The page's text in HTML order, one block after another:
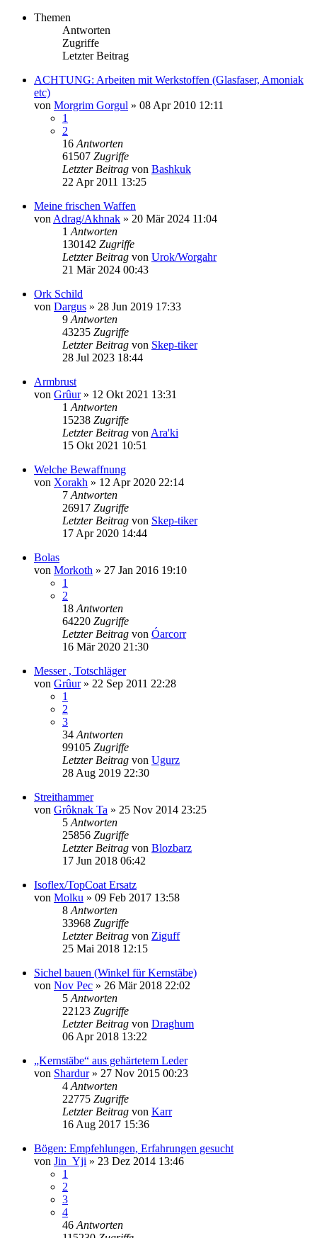
Themen
Antworten
Zugriffe
Letzter Beitrag
ACHTUNG: Arbeiten mit Werkstoffen (Glasfaser, Amoniak
etc)
von Morgrim Gorgul » 08 Apr 2010 12:11
1
2
16 Antworten
61507 Zugriffe
Letzter Beitrag von Bashkuk
22 Apr 2011 13:25
Meine frischen Waffen
von Adrag/Akhnak » 20 Mär 2024 11:04
1 Antworten
130142 Zugriffe
Letzter Beitrag von Urok/Worgahr
21 Mär 2024 00:43
Ork Schild
von Dargus » 28 Jun 2019 17:33
9 Antworten
43235 Zugriffe
Letzter Beitrag von Skep-tiker
28 Jul 2023 18:44
Armbrust
von Grûur» 12 Okt 2021 13:31
1 Antworten
15238 Zugriffe
Letzter Beitrag von Ara'ki
15 Okt 2021 10:51
Welche Bewaffnung
von Xorakh » 12 Apr 2020 22:14
7 Antworten
26917 Zugriffe
Letzter Beitrag von Skep-tiker
17 Apr 2020 14:44
Bolas
von Morkoth » 27 Jan 2016 19:10
1
2
18 Antworten
64220 Zugriffe
Letzter Beitrag von Óarcorr
16 Mär 2020 21:30
Messer , Totschläger
von Grûur» 22 Sep 2011 22:28
1
2
3
34 Antworten
99105 Zugriffe
Letzter Beitrag von Ugurz
28 Aug 2019 22:30
Streithammer
von Grôknak Ta » 25 Nov 2014 23:25
5 Antworten
25856 Zugriffe
Letzter Beitrag von Blozbarz
17 Jun 2018 06:42
Isoflex/TopCoat Ersatz
von Molku » 09 Feb 2017 13:58
8 Antworten
33968 Zugriffe
Letzter Beitrag von Ziguff
25 Mai 2018 12:15
Sichel bauen (Winkel für Kernstäbe)
von Nov Pec » 26 Mär 2018 22:02
5 Antworten
22123 Zugriffe
Letzter Beitrag von Draghum
06 Apr 2018 13:22
„Kernstäbe“ aus gehärtetem Leder
von Shardur» 27 Nov 2015 00:23
4 Antworten
22775 Zugriffe
Letzter Beitrag von Karr
16 Aug 2017 15:36
Bögen: Empfehlungen, Erfahrungen gesucht
von Jin_Yji » 23 Dez 2014 13:46
1
2
3
4
46 Antworten